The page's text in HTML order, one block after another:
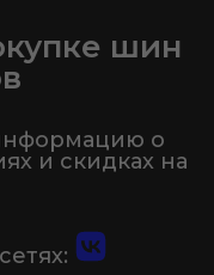
шин
о
и скидках на